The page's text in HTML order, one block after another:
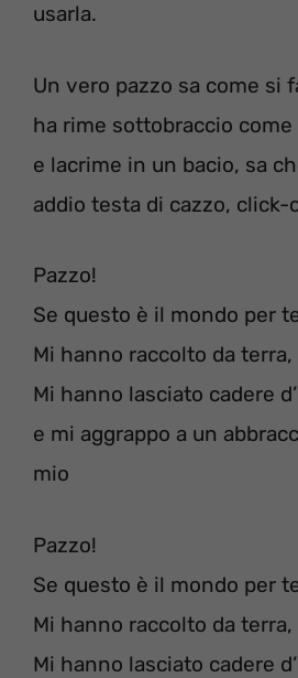
usarla.
Un vero pazzo sa come si
ha rime sottobraccio
e lacrime in un bacio, sa
addio testa di cazzo, click-
Pazzo!
Se questo è il mondo per
Mi hanno raccolto da
Mi hanno lasciato cadere
e mi aggrappo a un
mio
Pazzo!
Se questo è il mondo per
Mi hanno raccolto da
Mi hanno lasciato cadere